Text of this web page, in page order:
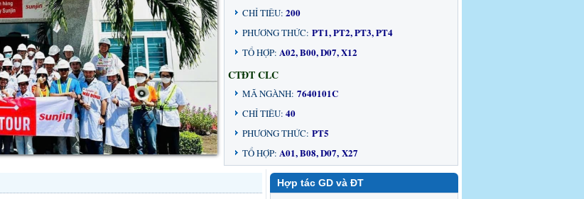
CHỈ TIÊU: 200
PHƯƠNG THỨC: PT1, PT2, PT3, PT4
TỔ HỢP: A02, B00, D07, X12
CTĐT CLC
MÃ NGÀNH: 7640101C
CHỈ TIÊU: 40
PHƯƠNG THỨC: PT5
TỔ HỢP: A01, B08, D07, X27
Hợp tác GD và ĐT